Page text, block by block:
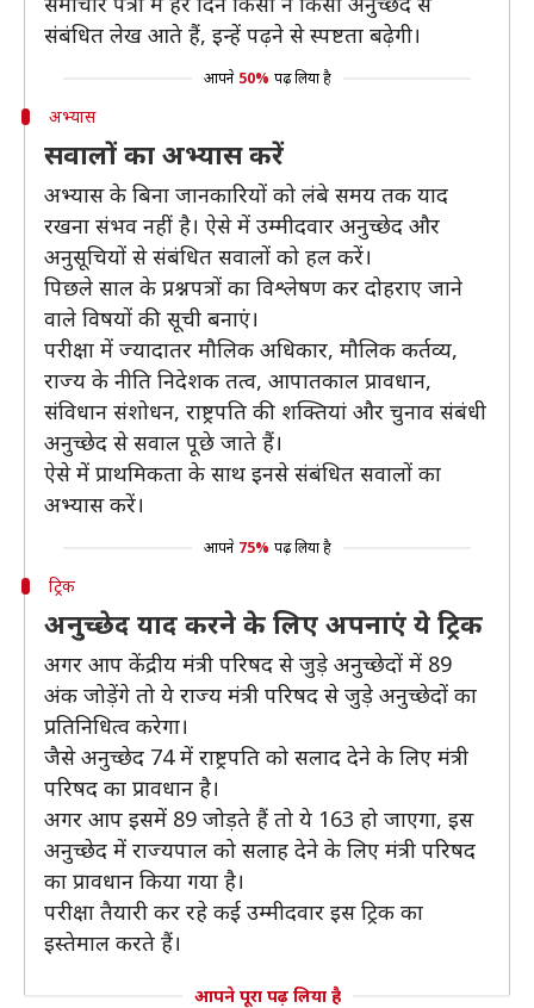
संबंधित लेख आते हैं, इन्हें पढ़ने से स्पष्टता बढ़ेगी।
आपने 50% पढ़ लिया है
अभ्यास
सवालों का अभ्यास करें
अभ्यास के बिना जानकारियों को लंबे समय तक याद
रखना संभव नहीं है। ऐसे में उम्मीदवार अनुच्छेद और
अनुसूचियों से संबंधित सवालों को हल करें।
पिछले साल के प्रश्नपत्रों का विश्लेषण कर दोहराए जाने
वाले विषयों की सूची बनाएं।
परीक्षा में ज्यादातर मौलिक अधिकार, मौलिक कर्तव्य,
राज्य के नीति निदेशक तत्व, आपातकाल प्रावधान,
संविधान संशोधन, राष्ट्रपति की शक्तियां और चुनाव संबंधी
अनुच्छेद से सवाल पूछे जाते हैं।
ऐसे में प्राथमिकता के साथ इनसे संबंधित सवालों का
अभ्यास करें।
आपने 75% पढ़ लिया है
ट्रिक
अनुच्छेद याद करने के लिए अपनाएं ये ट्रिक
अगर आप केंद्रीय मंत्री परिषद से जुड़े अनुच्छेदों में 89
अंक जोड़ेंगे तो ये राज्य मंत्री परिषद से जुड़े अनुच्छेदों का
प्रतिनिधित्व करेगा।
जैसे अनुच्छेद 74 में राष्ट्रपति को सलाद देने के लिए मंत्री
परिषद का प्रावधान है।
अगर आप इसमें 89 जोड़ते हैं तो ये 163 हो जाएगा, इस
अनुच्छेद में राज्यपाल को सलाह देने के लिए मंत्री परिषद
का प्रावधान किया गया है।
परीक्षा तैयारी कर रहे कई उम्मीदवार इस ट्रिक का
इस्तेमाल करते हैं।
आपने पूरा पढ़ लिया है